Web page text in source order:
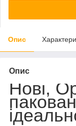
Опис
Опис
Нові,